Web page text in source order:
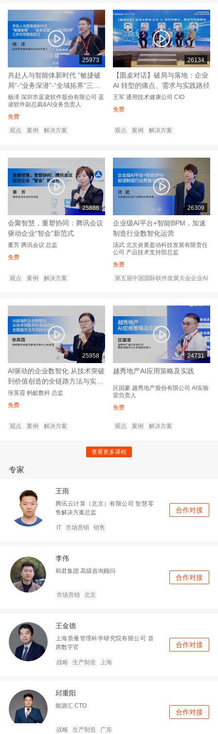
25973
共赴人与智能体新时代 ”敏捷破
局“-“业务深潜”-“全域拓界”三步
实现智能跃迁
杨泽 深圳市蓝凌软件股份有限公司 蓝
凌软件副总裁&AI业务负责人
免费
观点
案例 解决方案
26134
【圆桌对话】破局与落地：企业
AI 转型的痛点、需求与实践路径
王军 通用技术健康公司 CIO
免费
观点 案例 解决方案
25886
会聚智慧，重塑协同：腾讯会议
驱动企业“智会”新范式
董芳 腾讯会议 总监
免费
观点 案例 解决方案
26309
企业级AI平台+智能BPM，加速
制造行业数智化运营
汤武 北京炎黄盈动科技发展有限责任
公司 产品技术支持部总监
免费
第五届中国国际软件发展大会企业AI
25958
AI驱动的企业数智化 从技术突破
到价值创造的全链路方法与实践
分享
张英霞 蚂蚁数科 总监
免费
观点 案例 解决方案
24731
越秀地产AI应用策略及实践
区国豪 越秀地产股份有限公司 AI实验
室负责人
免费
观点 案例 解决方案
查看更多课程
专家
王雨
腾讯云计算（北京）有限公司 智慧零
售解决方案总监
IT 市场营销 销售
合作对接
李伟
和君集团 高级咨询顾问
市场营销 北京
合作对接
王金德
上海质量管理科学研究院有限公司 首
席数字官
战略 生产制造 上海
合作对接
邱重阳
能源汇 CTO
战略 生产制造 广东
合作对接